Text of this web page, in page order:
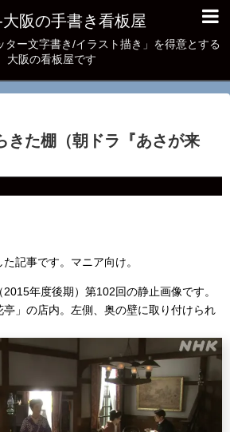
大阪の手書き看板屋
ター文字書き/イラスト描き」を得意とする
大阪の看板屋です
きた棚（朝ドラ『あさが来
記事です。マニア向け。
年度後期）第102回の静止画像です。
」の店内。左側、奥の壁に取り付けられ